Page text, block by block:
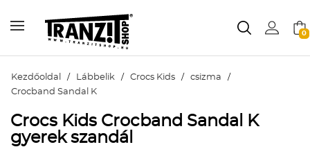
0
Kezdőoldal / Lábbelik / Crocs Kids / csizma /
Crocband Sandal K
Crocs Kids Crocband Sandal K
gyerek szandál